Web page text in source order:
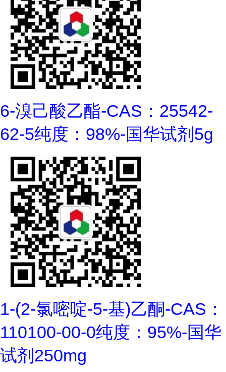
6-溴己酸乙酯-CAS：25542-
62-5纯度：98%-国华试剂5g
1-(2-氯嘧啶-5-基)乙酮-CAS：
110100-00-0纯度：95%-国华
试剂250mg